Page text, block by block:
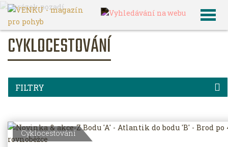
VENKU Další Cyklocestování
CYKLOCESTOVÁNÍ
FILTRY
Cyklocestování